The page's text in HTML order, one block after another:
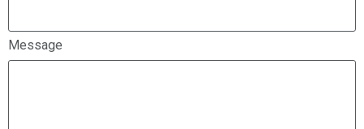
Message